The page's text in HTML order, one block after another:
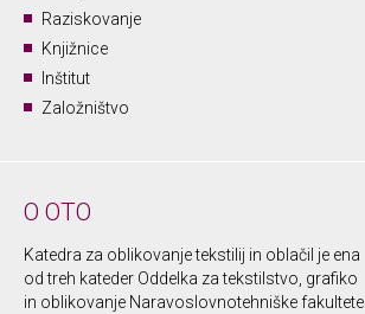
Raziskovanje
Knjižnice
Inštitut
Založništvo
O OTO
Katedra za oblikovanje tekstilij in oblačil je ena
od treh kateder Oddelka za tekstilstvo, grafiko
in oblikovanje Naravoslovnotehniške fakultete.